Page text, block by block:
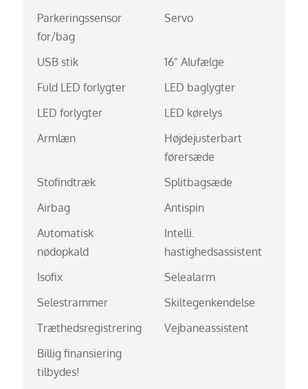
Parkeringssensor
for/bag
Servo
USB stik
16" Alufælge
Fuld LED forlygter
LED baglygter
LED forlygter
LED kørelys
Armlæn
Højdejusterbart
førersæde
Stofindtræk
Splitbagsæde
Airbag
Antispin
Automatisk
nødopkald
Intelli.
hastighedsassistent
Isofix
Selealarm
Selestrammer
Skiltegenkendelse
Træthedsregistrering
Vejbaneassistent
Billig finansiering
tilbydes!